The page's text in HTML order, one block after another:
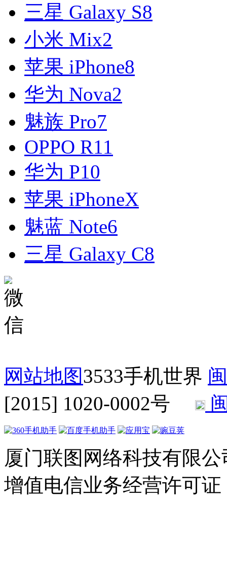
三星 Galaxy S8
小米 Mix2
苹果 iPhone8
华为 Nova2
魅族 Pro7
OPPO R11
华为 P10
苹果 iPhoneX
魅蓝 Note6
三星 Galaxy C8
网站地图3533手机世界
[2015] 1020-0002号
厦门联图网络科技有限公
增值电信业务经营许可证